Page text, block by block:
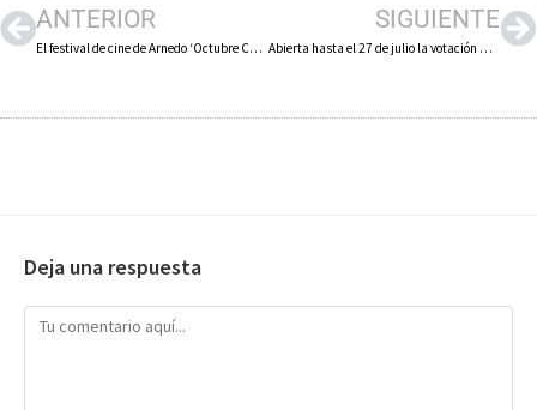
ANTERIOR
El festival de cine de Arnedo ‘Octubre Corto’ presenta las secciones oficiales de la 27 edición, que duplica la dotación de sus premios
SIGUIENTE
Abierta hasta el 27 de julio la votación popular para elegir el cartel que anunciará las fiestas patronales de Arnedo
Deja una respuesta